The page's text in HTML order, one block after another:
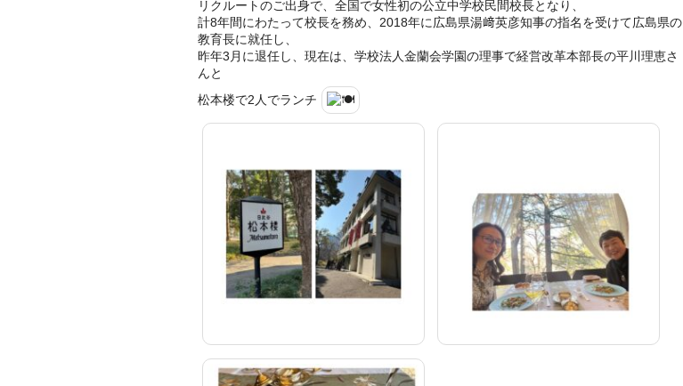
リクルートのご出身で、全国で女性初の公立中学校民間校長となり、
計8年間にわたって校長を務め、2018年に広島県湯﨑英彦知事の指名を受けて広島県の
教育長に就任し、
昨年3月に退任し、現在は、学校法人金蘭会学園の理事で経営改革本部長の平川理恵さ
んと
松本楼で2人でランチ